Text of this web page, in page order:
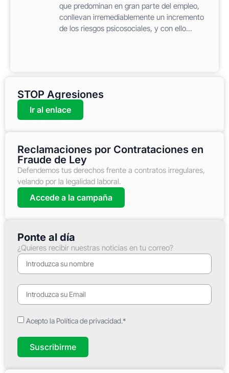
que predominan en gran parte del empleo,
conllevan irremediablemente un incremento
de los riesgos psicosociales, y con ello...
STOP Agresiones
Ir al enlace
Reclamaciones por Contrataciones en
Fraude de Ley
Defendemos tus derechos frente a contratos irregulares,
velando por la legalidad laboral.
Accede a la campaña
Ponte al día
¿Quieres recibir nuestras noticias en tu correo?
Acepto la Política de privacidad.*
Suscribirme